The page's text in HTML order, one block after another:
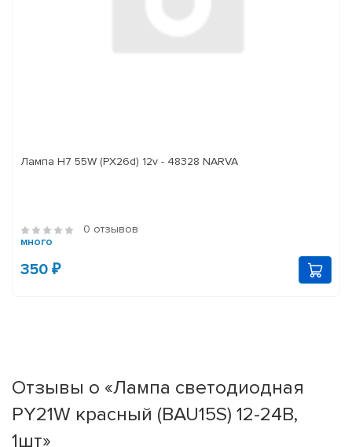
Лампа H7 55W (PX26d) 12v - 48328 NARVA
0 отзывов
много
350 ₽
Отзывы о «Лампа светодиодная
PY21W красный (BAU15S) 12-24В,
1шт»